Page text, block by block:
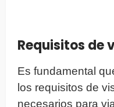
Requisitos de
Es fundamental
los requisitos de
necesarios para